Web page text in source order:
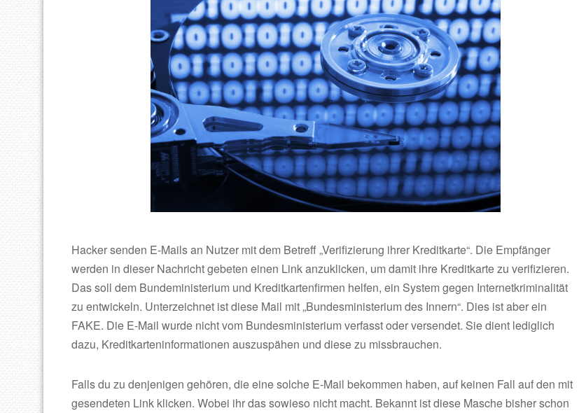
Hacker senden E-Mails an Nutzer mit dem Betreff „Verifizierung ihrer Kreditkarte“. Die Empfänger
werden in dieser Nachricht gebeten einen Link anzuklicken, um damit ihre Kreditkarte zu verifizieren.
Das soll dem Bundeministerium und Kreditkartenfirmen helfen, ein System gegen Internetkriminalität
zu entwickeln. Unterzeichnet ist diese Mail mit „Bundesministerium des Innern“. Dies ist aber ein
FAKE. Die E-Mail wurde nicht vom Bundesministerium verfasst oder versendet. Sie dient lediglich
dazu, Kreditkarteninformationen auszuspähen und diese zu missbrauchen.
Falls du zu denjenigen gehören, die eine solche E-Mail bekommen haben, auf keinen Fall auf den mit
gesendeten Link klicken. Wobei ihr das sowieso nicht macht. Bekannt ist diese Masche bisher schon